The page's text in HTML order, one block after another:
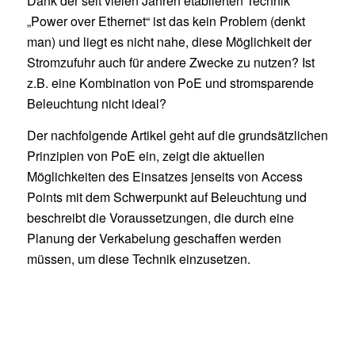
„Power over Ethernet“ ist das kein Problem (denkt
man) und liegt es nicht nahe, diese Möglichkeit der
Stromzufuhr auch für andere Zwecke zu nutzen? Ist
z.B. eine Kombination von PoE und stromsparende
Beleuchtung nicht ideal?
Der nachfolgende Artikel geht auf die grundsätzlichen
Prinzipien von PoE ein, zeigt die aktuellen
Möglichkeiten des Einsatzes jenseits von Access
Points mit dem Schwerpunkt auf Beleuchtung und
beschreibt die Voraussetzungen, die durch eine
Planung der Verkabelung geschaffen werden
müssen, um diese Technik einzusetzen.